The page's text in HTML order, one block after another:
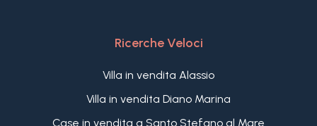
Ricerche Veloci
Villa in vendita Alassio
Villa in vendita Diano Marina
Case in vendita a Santo Stefano al Mare